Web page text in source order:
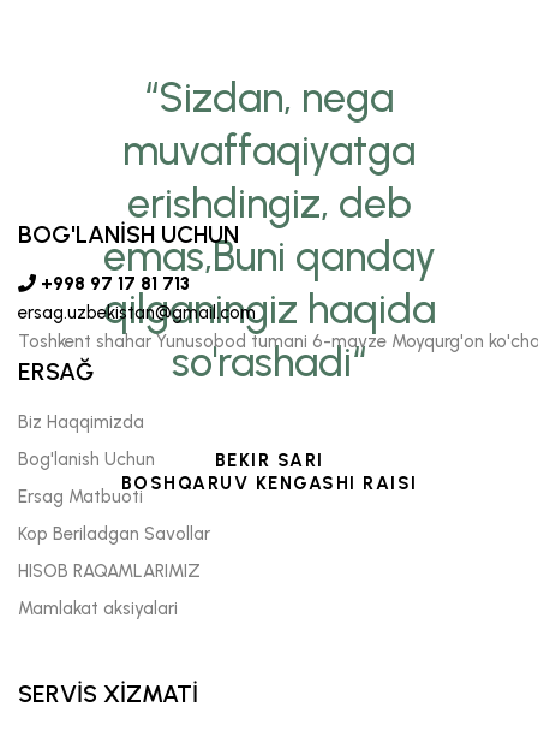
“Sizdan, nega
muvaffaqiyatga
erishdingiz, deb
emas,Buni qanday
qilganingiz haqida
so'rashadi“
BEKIR SARI
BOSHQARUV KENGASHI RAISI
BOG'LANİSH UCHUN
+998 97 17 81 713
ersag.uzbekistan@gmail.com
Toshkent shahar Yunusobod tumani 6-mavze Moyqurg'on
ERSAĞ
Biz Haqqimizda
Bog'lanish Uchun
Ersag Matbuoti
Kop Beriladgan Savollar
HISOB RAQAMLARIMIZ
Mamlakat aksiyalari
SERVİS XİZMATİ